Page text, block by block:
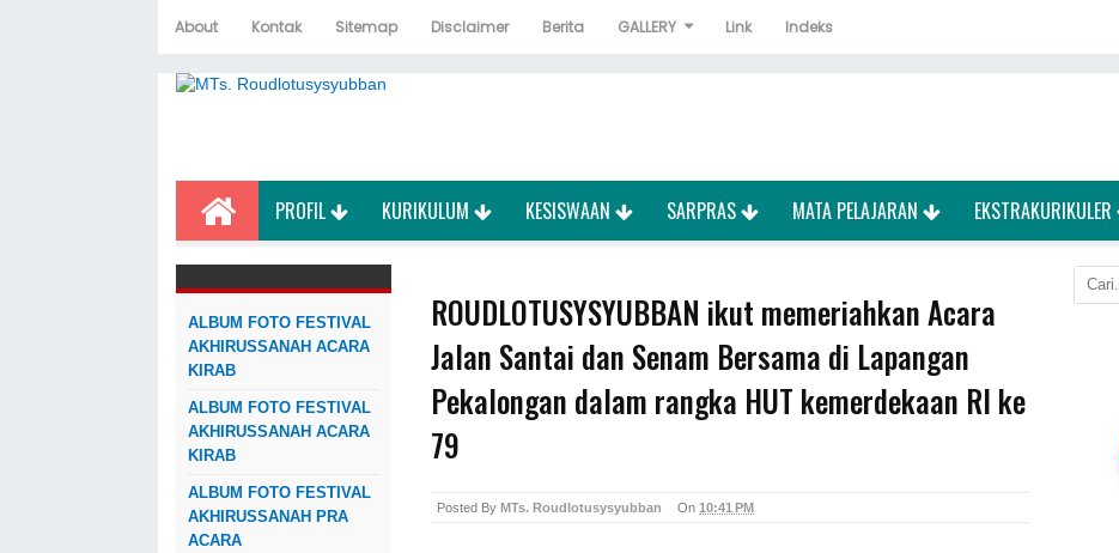
About Kontak Sitemap Disclaimer Berita GALLERY Link Indeks
PROFIL KURIKULUM KESISWAAN SARPRAS MATA PELAJARAN EKSTRAKURIKULER
ALBUM FOTO FESTIVAL
AKHIRUSSANAH ACARA
KIRAB
ALBUM FOTO FESTIVAL
AKHIRUSSANAH ACARA
KIRAB
ALBUM FOTO FESTIVAL
AKHIRUSSANAH PRA
ACARA
ROUDLOTUSYSYUBBAN ikut memeriahkan Acara
Jalan Santai dan Senam Bersama di Lapangan
Pekalongan dalam rangka HUT kemerdekaan RI ke
79
Posted By MTs. Roudlotusysyubban On 10:41 PM